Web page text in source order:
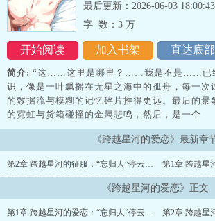
开始阅读 加入书架 直达底部
最后更新：2026-06-03 18:00:43
字 数： 3 万
简介: “这……这里是哪里？……我是不是……已
识，像是一叶飘摇在无星之海中的孤舟，每一次
的数据流与模糊的记忆碎片推得更远。最后的景
的霓虹与货箱碰撞的金属悲鸣，然后，是一个
《跨越星河的爱恋》最新章
第2章 跨越星河的征服：“忘归人”停云被献给开拓者后的虐恋救赎与生子
《跨越星河的爱恋》正文
第1章 跨越星河的爱恋：“忘归人”停云被阮梅捕获后的百合性爱